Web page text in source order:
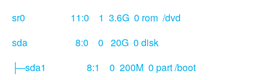
sr0 11:0 1 3.6G 0 rom /dvd
sda 8:0 0 20G 0 disk
├─sda1 8:1 0 200M 0 part /boot